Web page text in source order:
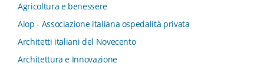
Agricoltura e benessere
Aiop - Associazione italiana ospedalità privata
Architetti italiani del Novecento
Architettura e Innovazione